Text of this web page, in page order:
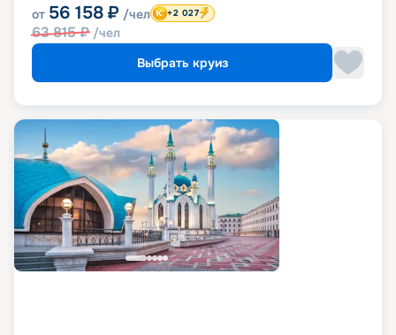
от 56 158 ₽ /чел
63 815₽ /чел
+2 027
Выбрать круиз